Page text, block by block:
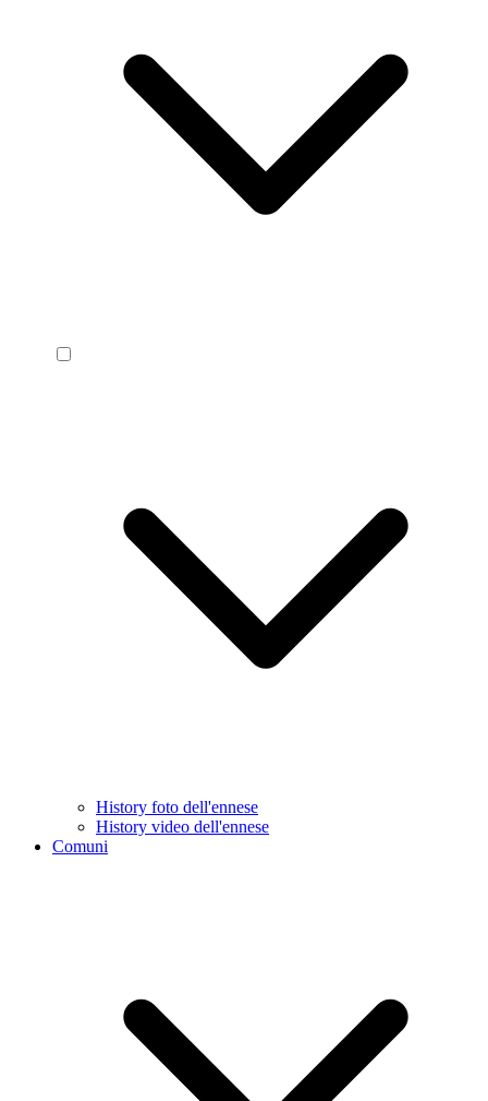
History foto dell'ennese
History video dell'ennese
Comuni